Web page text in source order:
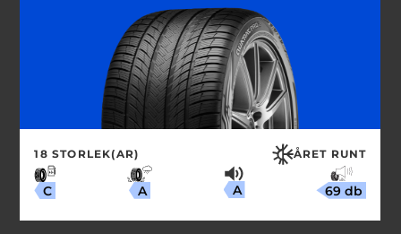
18 STORLEK(AR) ÅRET RUNT
C A A 69 db